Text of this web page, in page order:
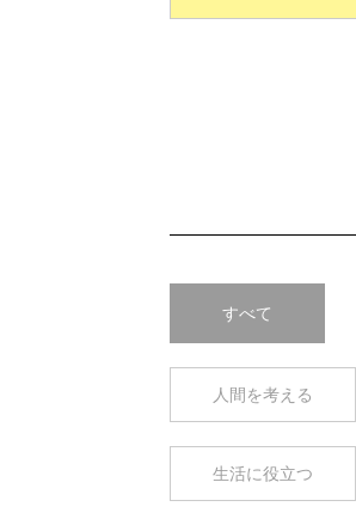
すべて
人間を考える
生活に役立つ